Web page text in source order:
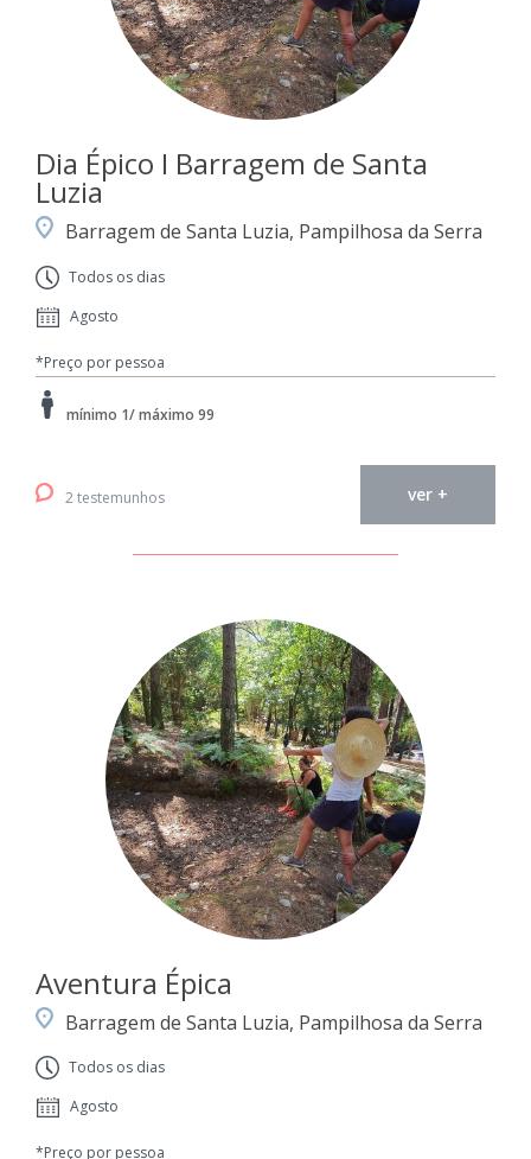
Dia Épico I Barragem de Santa
Luzia
Barragem de Santa Luzia, Pampilhosa da Serra
Todos os dias
Agosto
*Preço por pessoa
mínimo 1/ máximo 99
2 testemunhos ver +
Aventura Épica
Barragem de Santa Luzia, Pampilhosa da Serra
Todos os dias
Agosto
*Preço por pessoa